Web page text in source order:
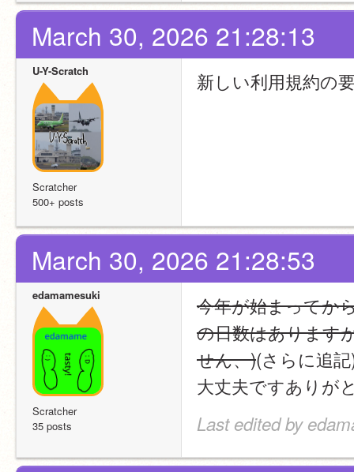
March 30, 2026 21:28:13
U-Y-Scratch
Scratcher
500+ posts
新しい利用規約の
March 30, 2026 21:28:53
edamamesuki
Scratcher
35 posts
今年が始まってか
の日数はあります
せん、)(さらに追
大丈夫ですありが
Last edited by